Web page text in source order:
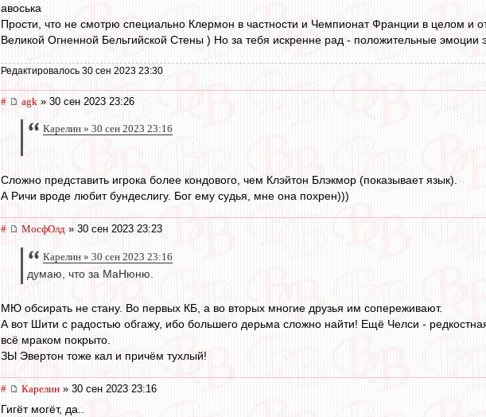
авоська
Прости, что не смотрю специально Клермон в частности и Чемпионат Франции в целом и
Великой Огненной Бельгийской Стены ) Но за тебя искренне рад - положительные эмоции
Редактировалось 30 сен 2023 23:30
# agk » 30 сен 2023 23:26
Карелин » 30 сен 2023 23:16
Сложно представить игрока более кондового, чем Клэйтон Блэкмор (показывает язык).
А Ричи вроде любит бундеслигу. Бог ему судья, мне она похрен)))
# МосфОлд » 30 сен 2023 23:23
Карелин » 30 сен 2023 23:16
думаю, что за МаНюню.
МЮ обсирать не стану. Во первых КБ, а во вторых многие друзья им сопереживают.
А вот Шити с радостью обгажу, ибо большего дерьма сложно найти! Ещё Челси -
всё мраком покрыто.
ЗЫ Эвертон тоже кал и причём тухлый!
# Карелин » 30 сен 2023 23:16
Гигёт могёт, да..